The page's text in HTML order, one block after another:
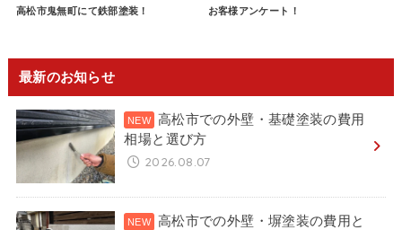
高松市鬼無町にて鉄部塗装！ お客様アンケート！
最新のお知らせ
高松市での外壁・基礎塗装の費用
相場と選び方
2026.08.07
高松市での外壁・塀塗装の費用と